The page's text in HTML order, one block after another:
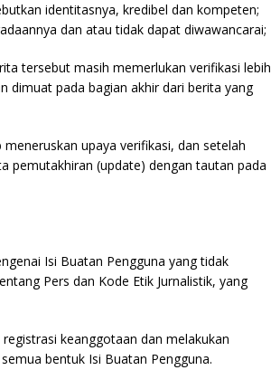
identitasnya, kredibel dan kompeten;
dan atau tidak dapat diwawancarai;
tersebut masih memerlukan verifikasi lebih
dimuat pada bagian akhir dari berita yang
upaya verifikasi, dan setelah
pemutakhiran (update) dengan tautan pada
Isi Buatan Pengguna yang tidak
Pers dan Kode Etik Jurnalistik, yang
keanggotaan dan melakukan
bentuk Isi Buatan Pengguna.